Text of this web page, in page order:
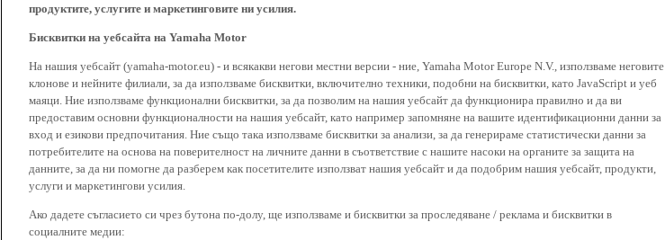
продуктите, услугите и маркетинговите ни усилия.
Бисквитки на уебсайта на Yamaha Motor
На нашия уебсайт (yamaha-motor.eu) - и всякакви негови местни версии - ние, Yamaha Motor Europe N.V., използваме неговите
клонове и нейните филиали, за да използваме бисквитки, включително техники, подобни на бисквитки, като JavaScript и уеб
маяци. Ние използваме функционални бисквитки, за да позволим на нашия уебсайт да функционира правилно и да ви
предоставим основни функционалности на нашия уебсайт, като например запомняне на вашите идентификационни данни за
вход и езикови предпочитания. Ние също така използваме бисквитки за анализи, за да генерираме статистически данни за
потребителите на основа на поверителност на личните данни в съответствие с нашите насоки на органите за защита на
данните, за да ни помогне да разберем как посетителите използват нашия уебсайт и да подобрим нашия уебсайт, продукти,
услуги и маркетингови усилия.
Ако дадете съгласието си чрез бутона по-долу, ще използваме и бисквитки за проследяване / реклама и бисквитки в
социалните медии: